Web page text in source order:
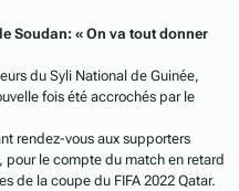
Soudan: « On va tout donner
du Syli National de Guinée,
fois été accrochés par le
rendez-vous aux supporters
le compte du match en retard
de la coupe du FIFA 2022 Qatar.